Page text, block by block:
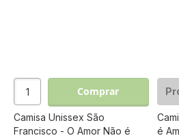
Comprar
Camisa Unissex São
Francisco - O Amor Não é
é